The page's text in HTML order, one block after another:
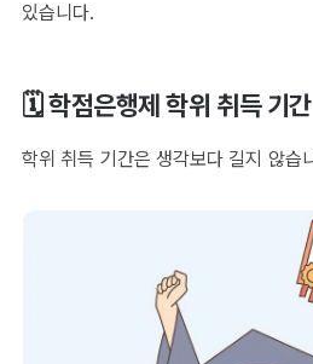
있습니다.
🗓 학점은행제 학위 취득 기간
학위 취득 기간은 생각보다 길지 않습